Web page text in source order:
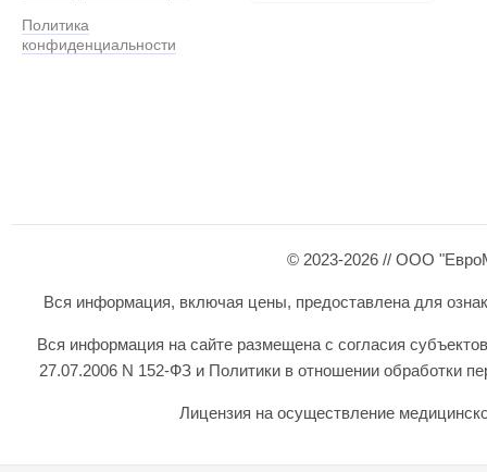
Политика
конфиденциальности
© 2023-2026 // ООО
Вся информация, включая цены, предоставлена для
Вся информация на сайте размещена с согласия
27.07.2006 N 152-ФЗ и Политики в отношении обработки
Лицензия на осуществление